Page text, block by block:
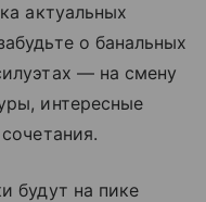
актуальных
о банальных
— на смену
интересные
будут на пике